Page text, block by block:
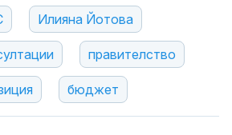
Илияна Йотова
правителство
бюджет